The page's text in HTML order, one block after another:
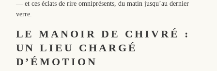
— et ces éclats de rire omniprésents, du matin jusqu’au dernier
verre.
LE MANOIR DE CHIVRÉ :
UN LIEU CHARGÉ
D’ÉMOTION